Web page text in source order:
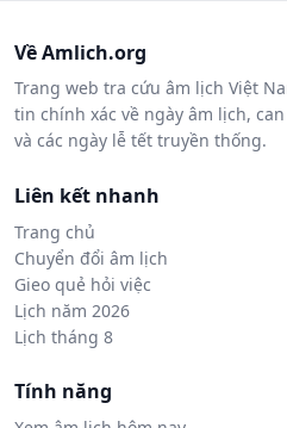
Về Amlich.org
Trang web tra cứu âm lịch Việt
tin chính xác về ngày âm lịch,
và các ngày lễ tết truyền thống.
Liên kết nhanh
Trang chủ
Chuyển đổi âm lịch
Gieo quẻ hỏi việc
Lịch năm 2026
Lịch tháng 8
Tính năng